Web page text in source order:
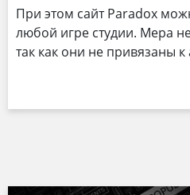
При этом сайт Paradox
любой игре студии. Мера
так как они не привязаны